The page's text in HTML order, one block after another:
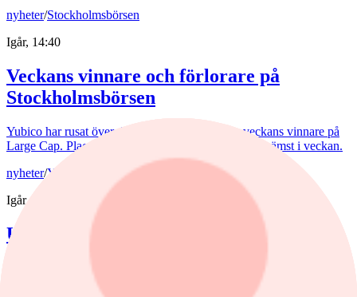
nyheter/Stockholmsbörsen
Igår, 14:40
Veckans vinnare och förlorare på
Stockholmsbörsen
Yubico har rusat över 45% och tar platsen som veckans vinnare på
Large Cap. Placera listar aktierna som gått bäst och sämst i veckan.
nyheter/Yen
Igår, 13:00
USA rycker ut för yenen – och retar upp
USA:s ingripande för yenen har retat upp ECB. De senaste